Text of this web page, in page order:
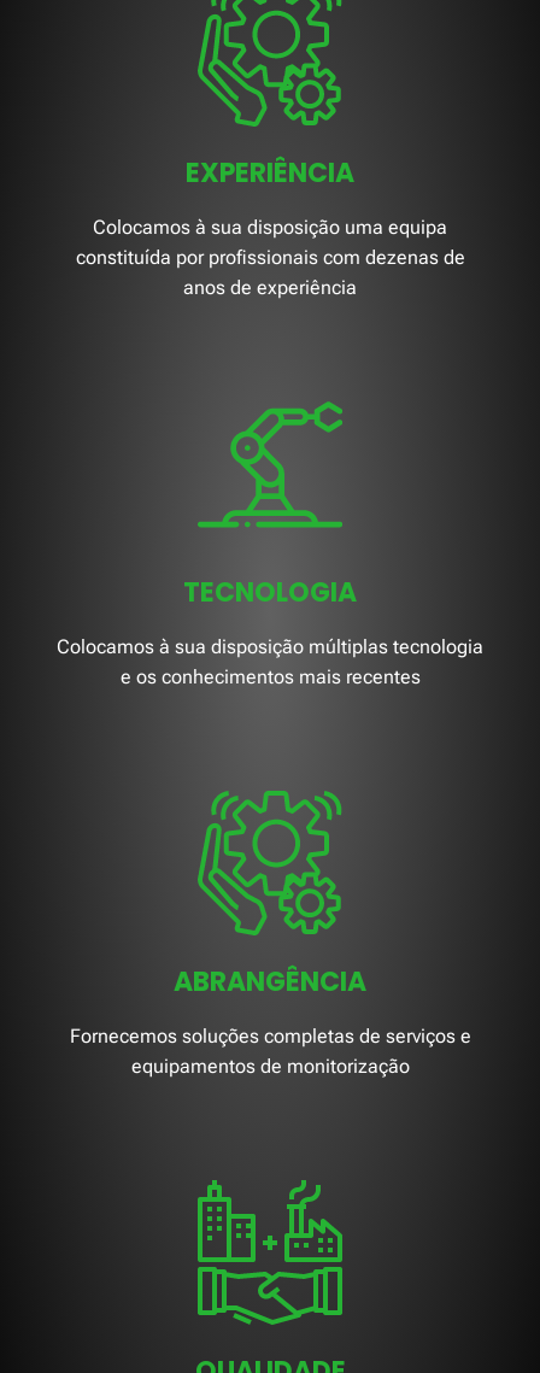
EXPERIÊNCIA
Colocamos à sua disposição uma equipa
constituída por profissionais com dezenas de
anos de experiência
TECNOLOGIA
Colocamos à sua disposição múltiplas tecnologia
e os conhecimentos mais recentes
ABRANGÊNCIA
Fornecemos soluções completas de serviços e
equipamentos de monitorização